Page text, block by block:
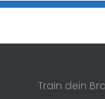
Train dein